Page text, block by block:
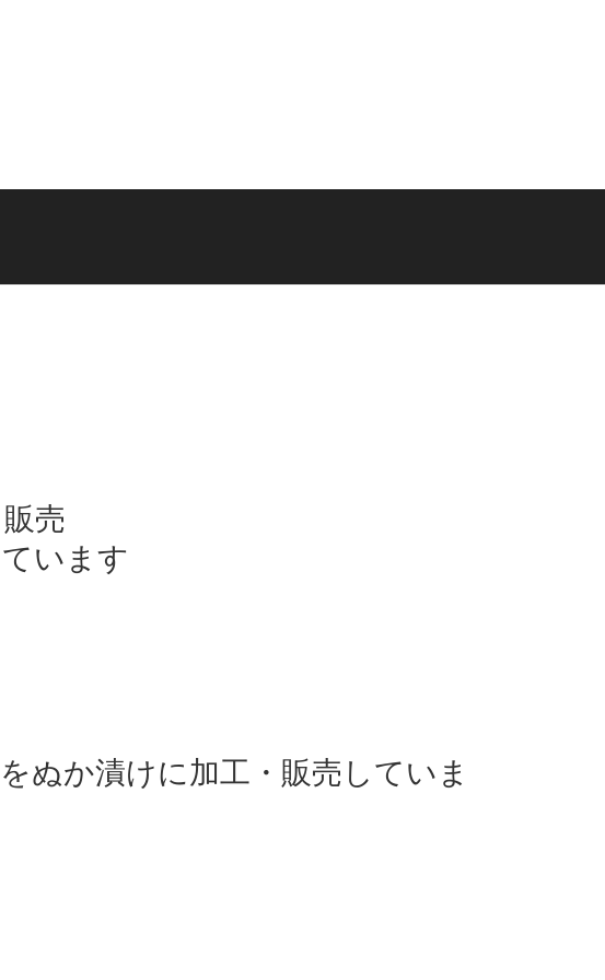
売
います
ぬか漬けに加工・販売していま